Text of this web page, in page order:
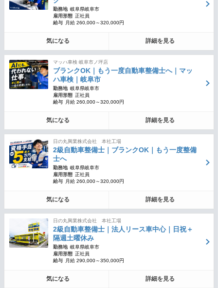
勤務地 岐阜県岐阜市
雇用形態 正社員
給与
月給 260,000～320,000円
気になる 詳細を見る
マッハ車検 岐阜市ノ坪店
ブランクOK｜もう一度自動車整備士へ｜マッ
ハ車検｜岐阜市
勤務地 岐阜県岐阜市
雇用形態 正社員
給与
月給 260,000～320,000円
気になる 詳細を見る
日の丸興業株式会社 本社工場
2級自動車整備士｜ブランクOK｜もう一度整備
士へ
勤務地 岐阜県岐阜市
雇用形態 正社員
給与
月給 260,000～320,000円
気になる 詳細を見る
日の丸興業株式会社 本社工場
2級自動車整備士｜法人リース車中心｜日祝＋
隔週土曜休み
勤務地 岐阜県岐阜市
雇用形態 正社員
給与
月給 290,000～350,000円
気になる 詳細を見る